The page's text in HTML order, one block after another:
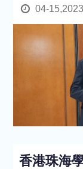
04-15,2023
香港珠海